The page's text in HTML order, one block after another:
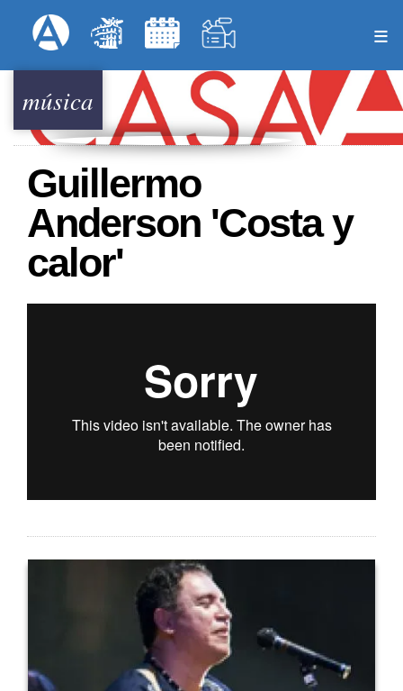
al
principal
Menú Superior
música
Guillermo
Anderson 'Costa y
calor'